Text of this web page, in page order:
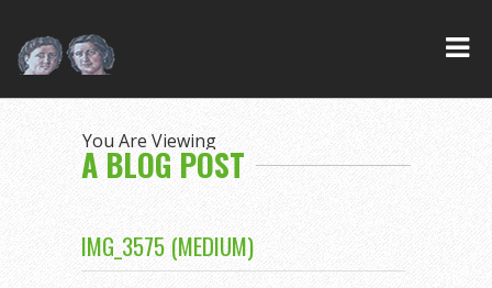
You Are Viewing
A BLOG POST
IMG_3575 (MEDIUM)